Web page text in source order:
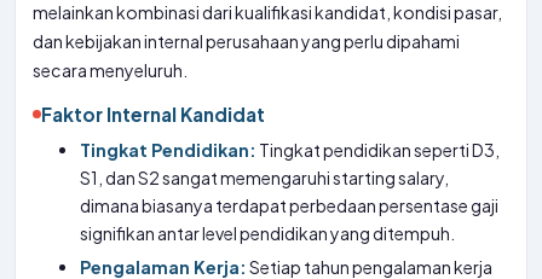
melainkan kombinasi dari kualifikasi kandidat, kondisi pasar,
dan kebijakan internal perusahaan yang perlu dipahami
secara menyeluruh.
Faktor Internal Kandidat
Tingkat Pendidikan: Tingkat pendidikan seperti D3,
S1, dan S2 sangat memengaruhi starting salary,
dimana biasanya terdapat perbedaan persentase gaji
signifikan antar level pendidikan yang ditempuh.
Pengalaman Kerja: Setiap tahun pengalaman kerja